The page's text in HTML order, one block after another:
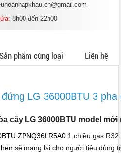
8h00 đến 22h00
Sản phẩm cùng loại Liên hệ
LG 36000BTU 3 pha
cây LG 36000BTU model mới
ZPNQ36LR5A0 1 chiều gas
sẽ mang lại cho người tiêu dùng